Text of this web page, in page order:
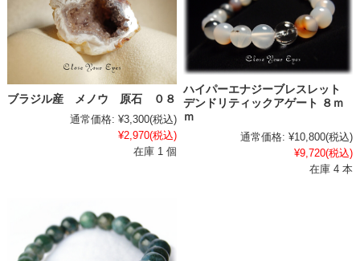
ブラジル産 メノウ 原石 ０８
通常価格: ¥3,300(税込)
¥2,970(税込)
在庫 1 個
ハイパーエナジーブレスレット
デンドリティックアゲート ８ｍ
ｍ
通常価格: ¥10,800(税込)
¥9,720(税込)
在庫 4 本